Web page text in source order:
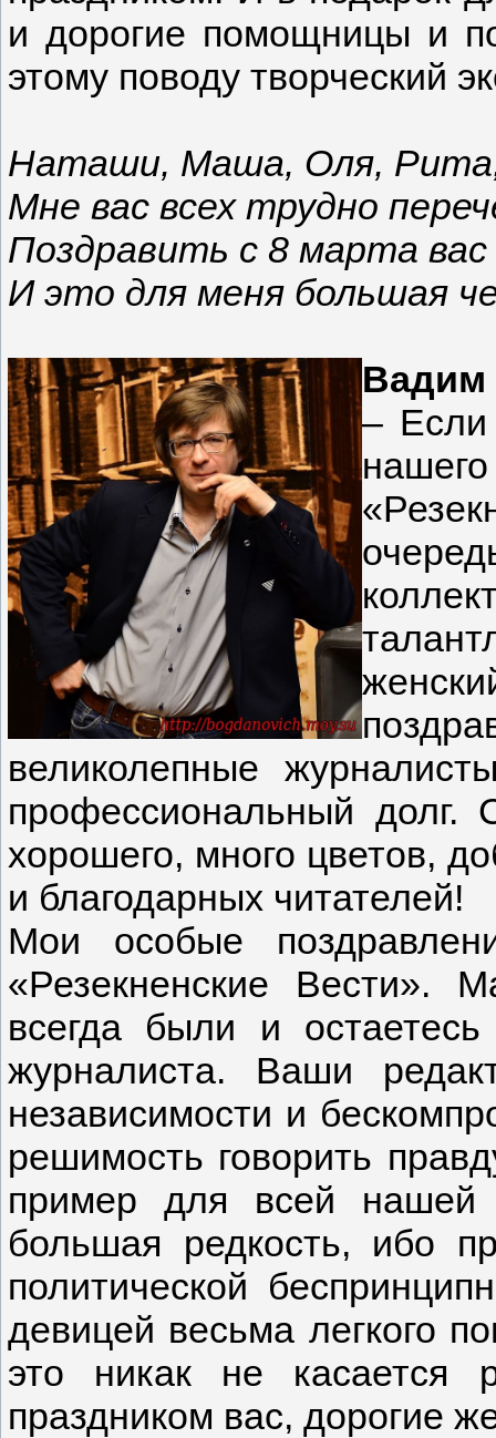
и дорогие помощницы и
этому поводу творческий
Наташи, Маша, Оля,
Мне вас всех трудно
Поздравить с 8 марта
И это для меня большая
Вадим
– Если
великолепные
профессиональный долг.
хорошего, много цветов,
и благодарных читателей!
Мои особые
«Резекненские Вести».
всегда были и
журналиста. Ваши
независимости и
решимость говорить
пример для всей нашей
большая редкость, ибо
политической
девицей весьма легкого
это никак не касается
праздником вас, дорогие